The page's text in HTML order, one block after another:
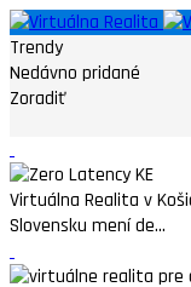
Trendy
Nedávno pridané
Zoradiť
Virtuálna Realita v
Slovensku mení de...